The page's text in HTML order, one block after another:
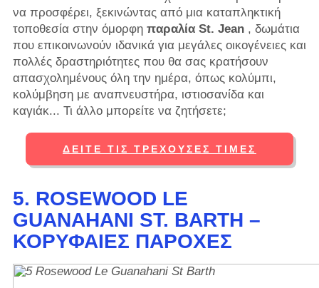
να προσφέρει, ξεκινώντας από μια καταπληκτική
τοποθεσία στην όμορφη παραλία St. Jean, δωμάτια
που επικοινωνούν ιδανικά για μεγάλες οικογένειες και
πολλές δραστηριότητες που θα σας κρατήσουν
απασχολημένους όλη την ημέρα, όπως κολύμπι,
κολύμβηση με αναπνευστήρα, ιστιοσανίδα και
καγιάκ... Τι άλλο μπορείτε να ζητήσετε;
ΔΕΊΤΕ ΤΙΣ ΤΡΈΧΟΥΣΕΣ ΤΙΜΈΣ
5. ROSEWOOD LE
GUANAHANI ST. BARTH –
ΚΟΡΥΦΑΊΕΣ ΠΑΡΟΧΈΣ